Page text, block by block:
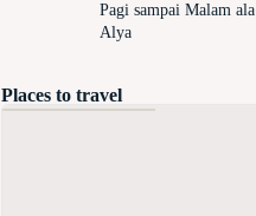
Pagi sampai Malam ala
Alya
Places to travel